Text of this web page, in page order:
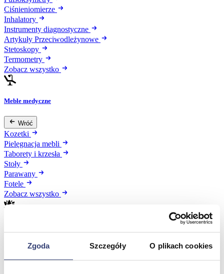
Zgoda Szczegóły O plikach cookies
Ciśnieniomierze
Inhalatory
Instrumenty diagnostyczne
Artykuły Przeciwodleżynowe
Stetoskopy
Termometry
Zobacz wszystko
Meble medyczne
Wróć
Kozetki
Pielęgnacja mebli
Taborety i krzesła
Stoły
Parawany
Fotele
Zobacz wszystko
Wróć
Fotele do masażu